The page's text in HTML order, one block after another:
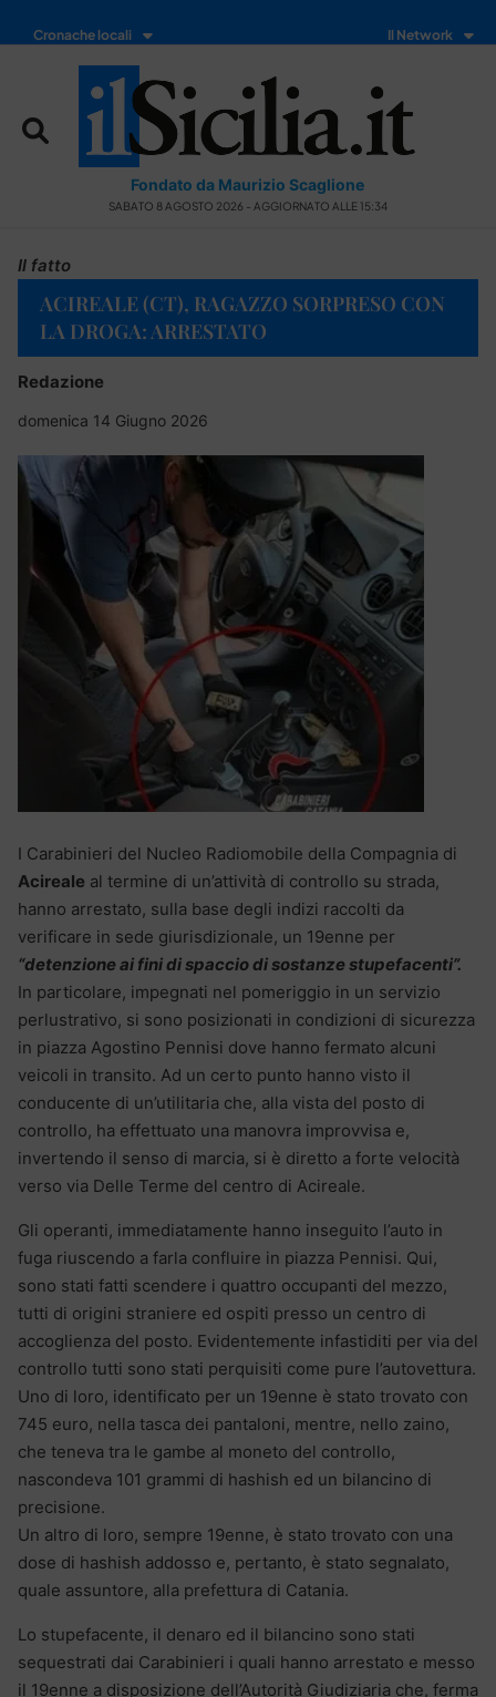
Cronache locali Il Network
Fondato da Maurizio Scaglione
SABATO 8 AGOSTO 2026 - AGGIORNATO ALLE 15:34
Il fatto
ACIREALE (CT), RAGAZZO SORPRESO CON
LA DROGA: ARRESTATO
Redazione
domenica 14 Giugno 2026
I Carabinieri del Nucleo Radiomobile della Compagnia di
Acireale al termine di un’attività di controllo su strada,
hanno arrestato, sulla base degli indizi raccolti da
verificare in sede giurisdizionale, un 19enne per
“detenzione ai fini di spaccio di sostanze stupefacenti”.
In particolare, impegnati nel pomeriggio in un servizio
perlustrativo, si sono posizionati in condizioni di sicurezza
in piazza Agostino Pennisi dove hanno fermato alcuni
veicoli in transito. Ad un certo punto hanno visto il
conducente di un’utilitaria che, alla vista del posto di
controllo, ha effettuato una manovra improvvisa e,
invertendo il senso di marcia, si è diretto a forte velocità
verso via Delle Terme del centro di Acireale.
Gli operanti, immediatamente hanno inseguito l’auto in
fuga riuscendo a farla confluire in piazza Pennisi. Qui,
sono stati fatti scendere i quattro occupanti del mezzo,
tutti di origini straniere ed ospiti presso un centro di
accoglienza del posto. Evidentemente infastiditi per via del
controllo tutti sono stati perquisiti come pure l’autovettura.
Uno di loro, identificato per un 19enne è stato trovato con
745 euro, nella tasca dei pantaloni, mentre, nello zaino,
che teneva tra le gambe al moneto del controllo,
nascondeva 101 grammi di hashish ed un bilancino di
precisione.
Un altro di loro, sempre 19enne, è stato trovato con una
dose di hashish addosso e, pertanto, è stato segnalato,
quale assuntore, alla prefettura di Catania.
Lo stupefacente, il denaro ed il bilancino sono stati
sequestrati dai Carabinieri i quali hanno arrestato e messo
il 19enne a disposizione dell’Autorità Giudiziaria che, ferma